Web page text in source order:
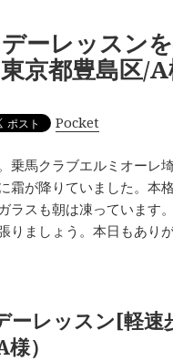
ーレッスン
京都豊島区/A
Pocket
乗馬クラブエルミオーレ
霜が降りていました。本
ラスも朝は凍っています
りましょう。本日もあり
ーレッスン[軽速
）